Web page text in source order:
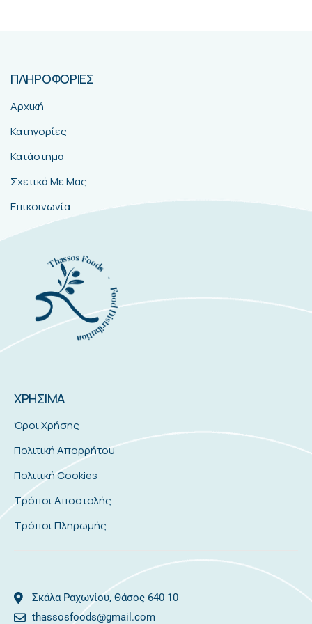
ΠΛΗΡΟΦΟΡΙΕΣ
Αρχική
Κατηγορίες
Κατάστημα
Σχετικά Με Μας
Επικοινωνία
ΧΡΗΣΙΜΑ
Όροι Χρήσης
Πολιτική Απορρήτου
Πολιτική Cookies
Τρόποι Αποστολής
Τρόποι Πληρωμής
Σκάλα Ραχωνίου, Θάσος 640 10
thassosfoods@gmail.com